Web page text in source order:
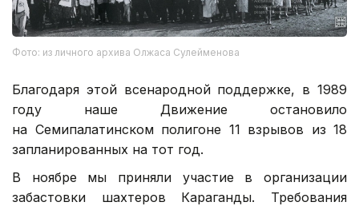
Фото: из личного архива Олжаса Сулейменова
Благодаря этой всенародной поддержке, в 1989
году наше Движение остановило
на Семипалатинском полигоне 11 взрывов из 18
запланированных на тот год.
В ноябре мы приняли участие в организации
забастовки шахтеров Караганды. Требования